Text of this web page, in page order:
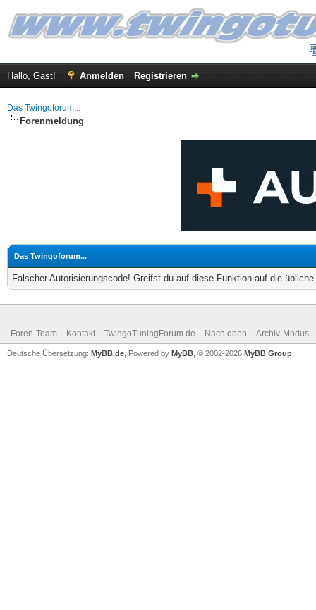
Hallo, Gast! Anmelden Registrieren
Das Twingoforum...
Forenmeldung
Das Twingoforum...
Falscher Autorisierungscode! Greifst du auf diese Funktion auf die
Foren-Team Kontakt TwingoTuningForum.de Nach oben Archiv-Modus
Deutsche Übersetzung: MyBB.de , Powered by MyBB , © 2002-2026 MyBB Group